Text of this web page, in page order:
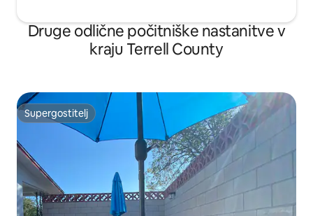
Druge odlične počitniške nastanitve v
kraju Terrell County
Supergostitelj
Supergostitelj